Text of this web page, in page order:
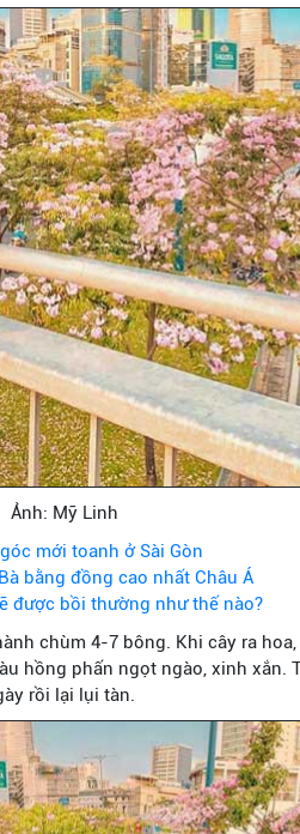
Ảnh: Mỹ Linh
mới toanh ở Sài Gòn
bằng đồng cao nhất Châu Á
được bồi thường như thế nào?
chùm 4-7 bông. Khi cây ra
hồng phấn ngọt ngào, xinh xắn.
rồi lại lụi tàn.